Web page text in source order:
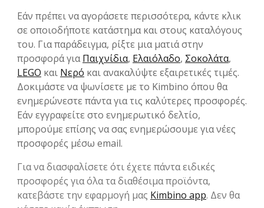
Εάν πρέπει να αγοράσετε περισσότερα, κάντε κλικ
σε οποιοδήποτε κατάστημα και στους καταλόγους
του. Για παράδειγμα, ρίξτε μια ματιά στην
προσφορά γιαΠαιχνίδια, Ελαιόλαδο, Σοκολάτα,
LEGO και Νερό και ανακαλύψτε εξαιρετικές τιμές.
Δοκιμάστε να ψωνίσετε με το Kimbino όπου θα
ενημερώνεστε πάντα για τις καλύτερες προσφορές.
Εάν εγγραφείτε στο ενημερωτικό δελτίο,
μπορούμε επίσης να σας ενημερώσουμε για νέες
προσφορές μέσω email.
Για να διασφαλίσετε ότι έχετε πάντα ειδικές
προσφορές για όλα τα διαθέσιμα προϊόντα,
κατεβάστε την εφαρμογή μας Kimbino app. Δεν θα